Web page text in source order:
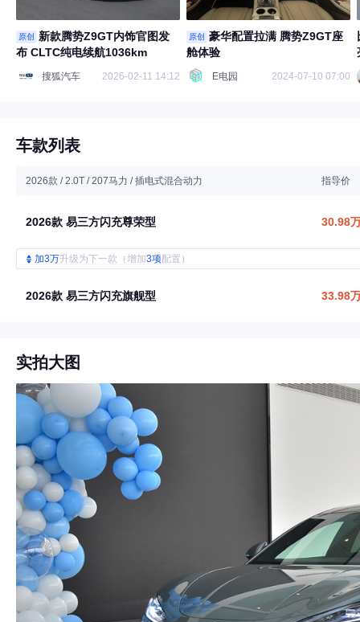
原创
新款腾势Z9GT内饰官图发
布 CLTC纯电续航1036km
搜狐汽车 2026-02-11 14:12
原创
豪华配置拉满 腾势Z9GT座
舱体验
E电园 2024-07-10 07:00
车款列表
2026款 / 2.0T / 207马力 / 插电式混合动力 指导价
2026款 易三方闪充尊荣型 30.98
加3万升级为下一款（增加3项配置）
2026款 易三方闪充旗舰型 33.98
实拍大图